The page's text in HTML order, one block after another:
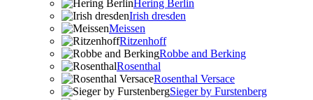
Hering Berlin
Irish dresden
Meissen
Ritzenhoff
Robbe and Berking
Rosenthal
Rosenthal Versace
Sieger by Furstenberg